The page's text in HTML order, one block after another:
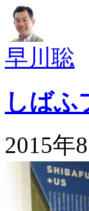
早川聡
しばふ
2015年